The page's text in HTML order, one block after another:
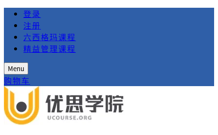
登录
注册
六西格玛课程
精益管理课程
Menu
购物车